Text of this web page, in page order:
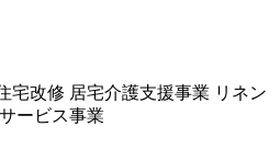
宅改修 居宅介護支援事業 リネン
ービス事業